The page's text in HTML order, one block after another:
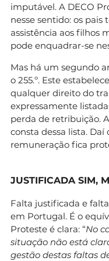
imputável. A DECO
nesse sentido: os
assistência aos filhos
pode enquadrar-se
Mas há um segundo
o 255.º. Este
qualquer direito do
expressamente
perda de retribuição.
consta dessa lista.
remuneração fica
JUSTIFICADA SIM,
Falta justificada e
em Portugal. É o
Proteste é clara: “No
situação não está
gestão destas faltas